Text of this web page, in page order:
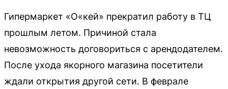
Гипермаркет «О«кей» прекратил работу в ТЦ
прошлым летом. Причиной стала
невозможность договориться с арендодателем.
После ухода якорного магазина посетители
ждали открытия другой сети. В феврале